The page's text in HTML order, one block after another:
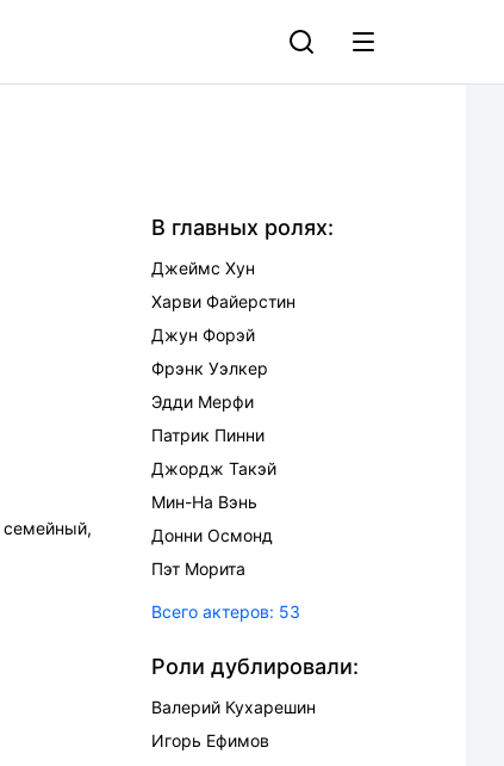
семейный,
В главных ролях:
Джеймс Хун
Харви Файерстин
Джун Форэй
Фрэнк Уэлкер
Эдди Мерфи
Патрик Пинни
Джордж Такэй
Мин-На Вэнь
Донни Осмонд
Пэт Морита
Всего актеров: 53
Роли дублировали:
Валерий Кухарешин
Игорь Ефимов